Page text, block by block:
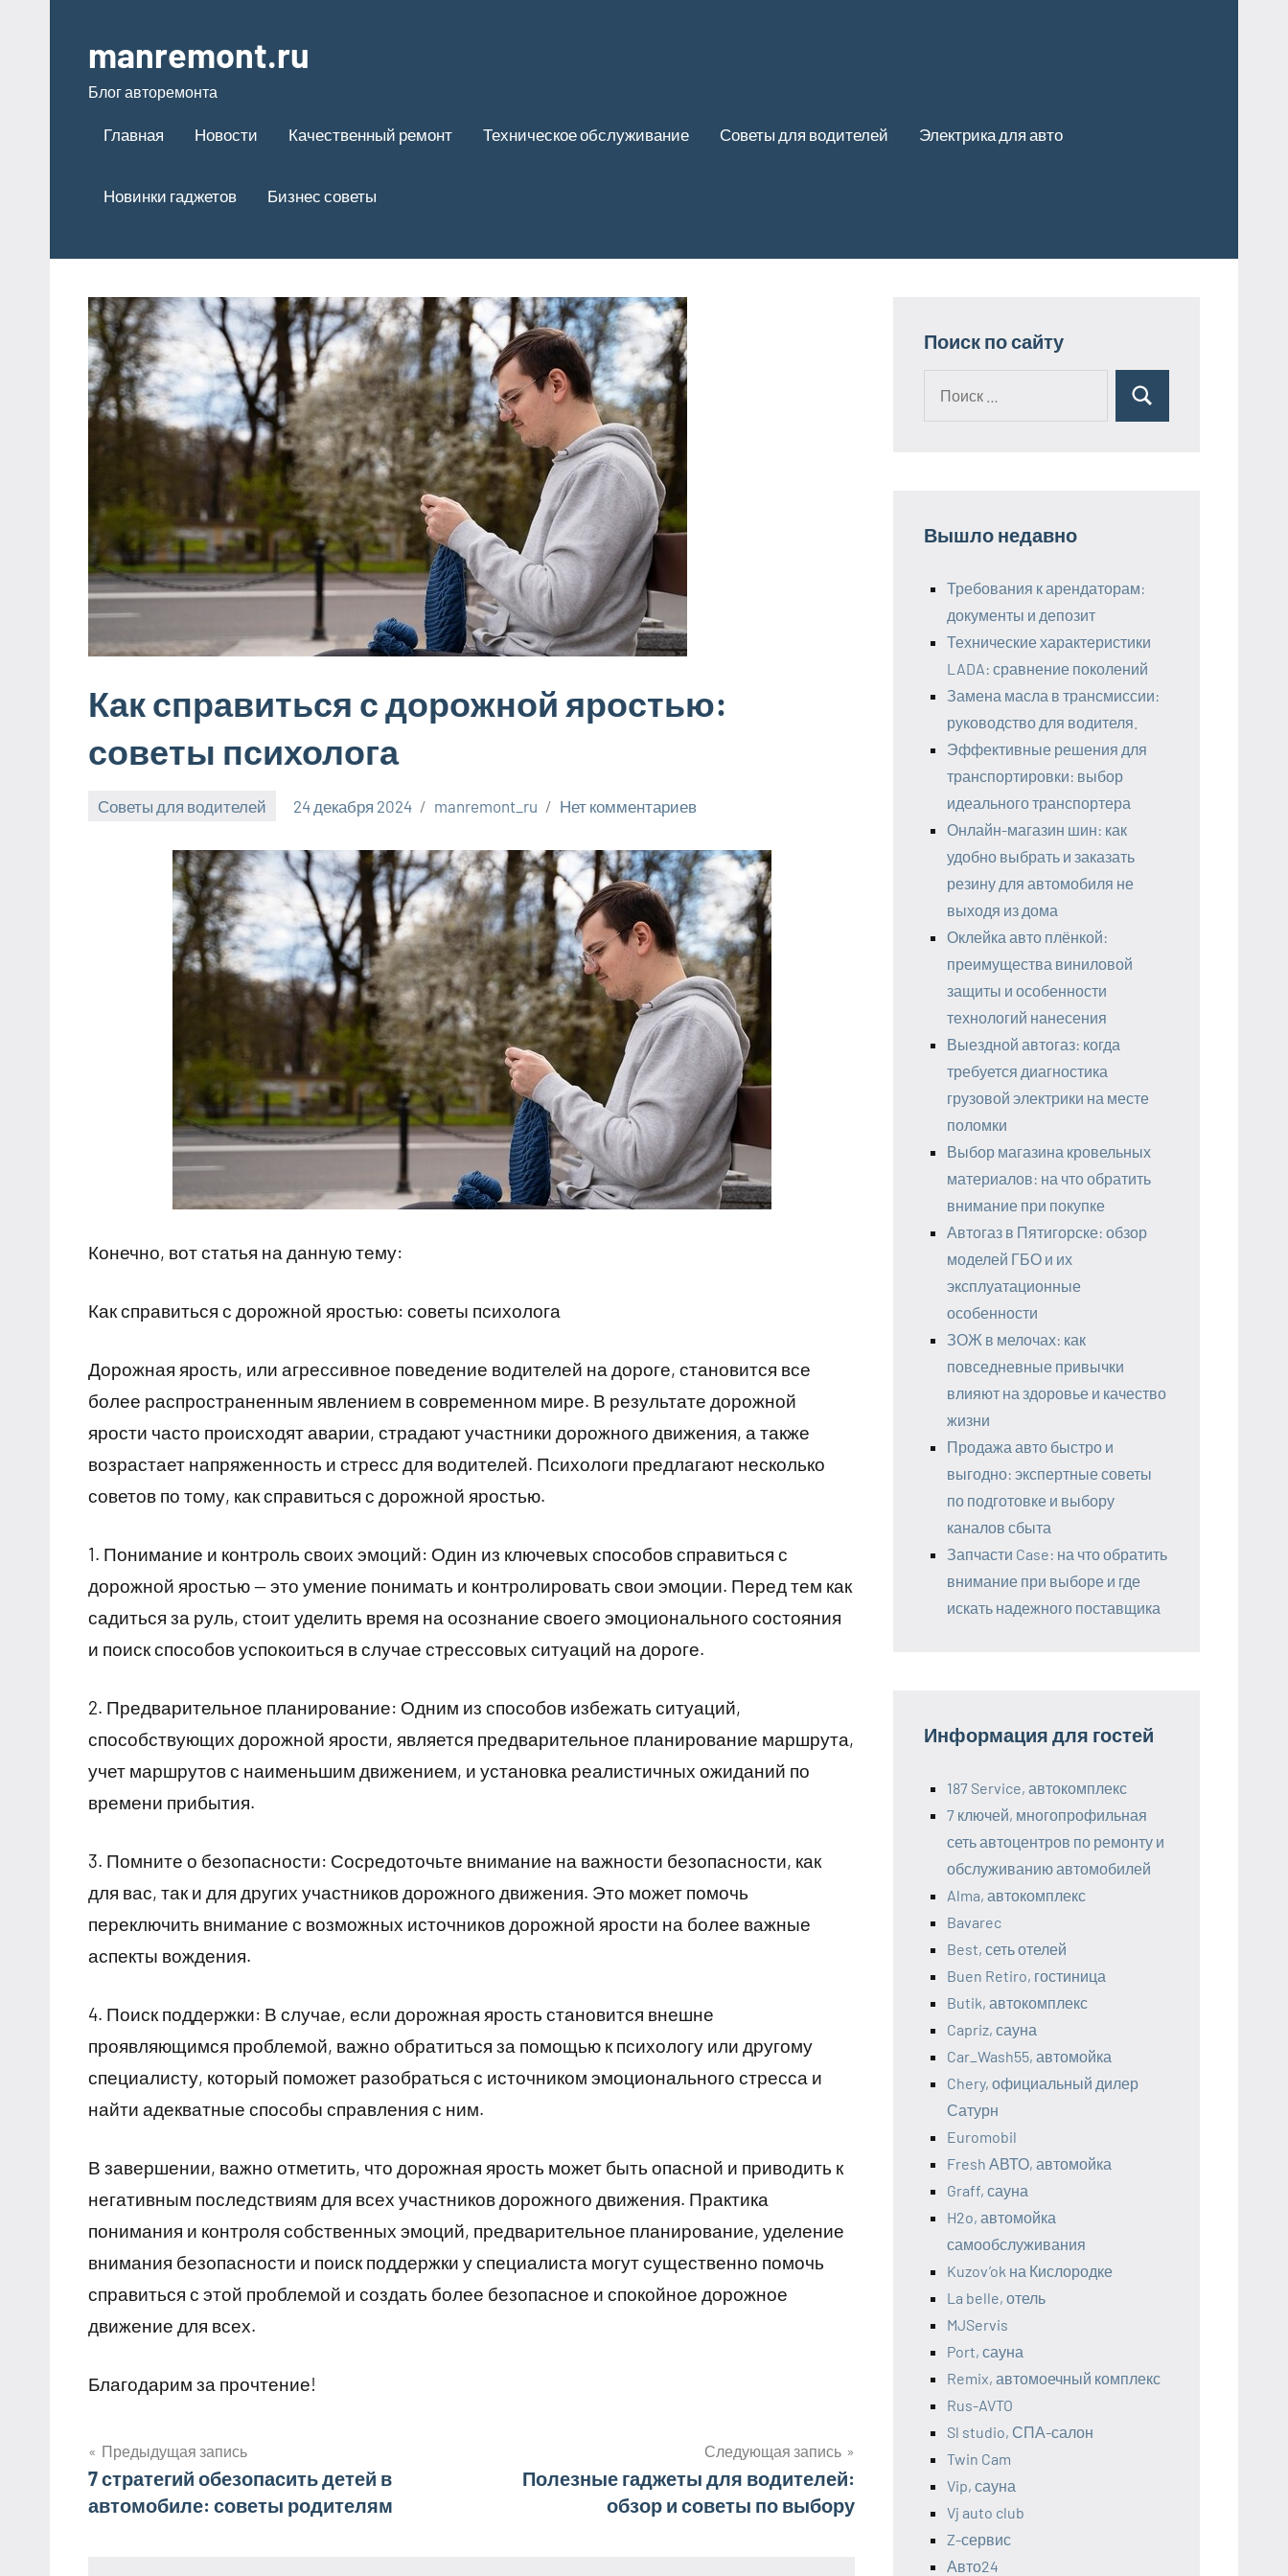
содержимому
manremont.ru
Блог авторемонта
Главная Новости Качественный ремонт Техническое обслуживание Советы для водителей Электрика для авто
Новинки гаджетов Бизнес советы
Как справиться с дорожной яростью:
советы психолога
Советы для водителей 24 декабря 2024 manremont_ru Нет комментариев
Конечно, вот статья на данную тему:
Как справиться с дорожной яростью: советы психолога
Дорожная ярость, или агрессивное поведение водителей на дороге, становится все
более распространенным явлением в современном мире. В результате дорожной
ярости часто происходят аварии, страдают участники дорожного движения, а также
возрастает напряженность и стресс для водителей. Психологи предлагают несколько
советов по тому, как справиться с дорожной яростью.
1. Понимание и контроль своих эмоций: Один из ключевых способов справиться с
дорожной яростью — это умение понимать и контролировать свои эмоции. Перед тем как
садиться за руль, стоит уделить время на осознание своего эмоционального состояния
и поиск способов успокоиться в случае стрессовых ситуаций на дороге.
2. Предварительное планирование: Одним из способов избежать ситуаций,
способствующих дорожной ярости, является предварительное планирование маршрута,
учет маршрутов с наименьшим движением, и установка реалистичных ожиданий по
времени прибытия.
3. Помните о безопасности: Сосредоточьте внимание на важности безопасности, как
для вас, так и для других участников дорожного движения. Это может помочь
переключить внимание с возможных источников дорожной ярости на более важные
аспекты вождения.
4. Поиск поддержки: В случае, если дорожная ярость становится внешне
проявляющимся проблемой, важно обратиться за помощью к психологу или другому
специалисту, который поможет разобраться с источником эмоционального стресса и
найти адекватные способы справления с ним.
В завершении, важно отметить, что дорожная ярость может быть опасной и приводить к
негативным последствиям для всех участников дорожного движения. Практика
понимания и контроля собственных эмоций, предварительное планирование, уделение
внимания безопасности и поиск поддержки у специалиста могут существенно помочь
справиться с этой проблемой и создать более безопасное и спокойное дорожное
движение для всех.
Благодарим за прочтение!
Навигация
по
Предыдущая запись
7 стратегий обезопасить детей в
автомобиле: советы родителям
Следующая запись
Полезные гаджеты для водителей:
обзор и советы по выбору
Поиск по сайту
Поиск
Вышло недавно
Требования к арендаторам:
документы и депозит
Технические характеристики
LADA: сравнение поколений
Замена масла в трансмиссии:
руководство для водителя.
Эффективные решения для
транспортировки: выбор
идеального транспортера
Онлайн-магазин шин: как
удобно выбрать и заказать
резину для автомобиля не
выходя из дома
Оклейка авто плёнкой:
преимущества виниловой
защиты и особенности
технологий нанесения
Выездной автогаз: когда
требуется диагностика
грузовой электрики на месте
поломки
Выбор магазина кровельных
материалов: на что обратить
внимание при покупке
Автогаз в Пятигорске: обзор
моделей ГБО и их
эксплуатационные
особенности
ЗОЖ в мелочах: как
повседневные привычки
влияют на здоровье и качество
жизни
Продажа авто быстро и
выгодно: экспертные советы
по подготовке и выбору
каналов сбыта
Запчасти Case: на что обратить
внимание при выборе и где
искать надежного поставщика
Информация для гостей
187 Service, автокомплекс
7 ключей, многопрофильная
сеть автоцентров по ремонту и
обслуживанию автомобилей
Alma, автокомплекс
Bavarec
Best, сеть отелей
Buen Retiro, гостиница
Butik, автокомплекс
Capriz, сауна
Car_Wash55, автомойка
Chery, официальный дилер
Сатурн
Euromobil
Fresh АВТО, автомойка
Graff, сауна
H2o, автомойка
самообслуживания
Kuzov’ok на Кислородке
La belle, отель
MJServis
Port, сауна
Remix, автомоечный комплекс
Rus-AVTO
Sl studio, СПА-салон
Twin Cam
Vip, сауна
Vj auto club
Z-сервис
Авто24